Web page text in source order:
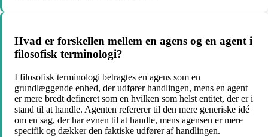
Hvad er forskellen mellem en agens og en agent i
filosofisk terminologi?
I filosofisk terminologi betragtes en agens som en
grundlæggende enhed, der udfører handlingen, mens en agent
er mere bredt defineret som en hvilken som helst entitet, der er i
stand til at handle. Agenten refererer til den mere generiske idé
om en sag, der har evnen til at handle, mens agensen er mere
specifik og dækker den faktiske udfører af handlingen.